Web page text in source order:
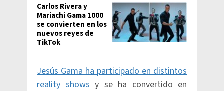
Carlos Rivera y
Mariachi Gama 1000
se convierten en los
nuevos reyes de
TikTok
Jesús Gama ha participado en distintos
reality showsy se ha convertido en